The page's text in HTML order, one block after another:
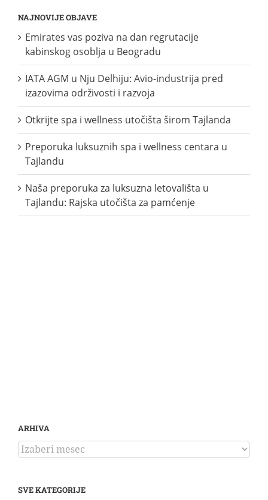
NAJNOVIJE OBJAVE
Emirates vas poziva na dan regrutacije
kabinskog osoblja u Beogradu
IATA AGM u Nju Delhiju: Avio-industrija pred
izazovima održivosti i razvoja
Otkrijte spa i wellness utočišta širom Tajlanda
Preporuka luksuznih spa i wellness centara u
Tajlandu
Naša preporuka za luksuzna letovališta u
Tajlandu: Rajska utočišta za pamćenje
ARHIVA
ARHIVA
SVE KATEGORIJE